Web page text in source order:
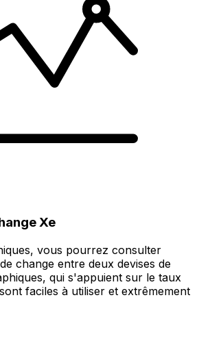
Xe
vous pourrez consulter
change entre deux devises de
qui s'appuient sur le taux
faciles à utiliser et extrêmement